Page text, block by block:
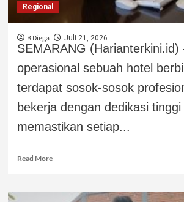
Regional
B Diega Juli 21, 2026
SEMARANG (Harianterkini.id)
operasional sebuah hotel
terdapat sosok-sosok
bekerja dengan dedikasi
memastikan setiap...
Read More